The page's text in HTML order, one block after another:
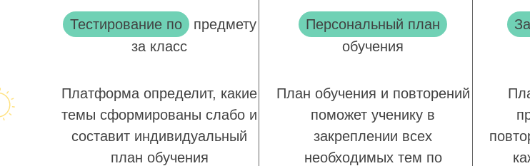
Тестирование по предмету
за класс
Платформа определит, какие
темы сформированы слабо и
составит индивидуальный
план обучения
Персональный план
обучения
План обучения и повторений
поможет ученику в
закреплении всех
необходимых тем по